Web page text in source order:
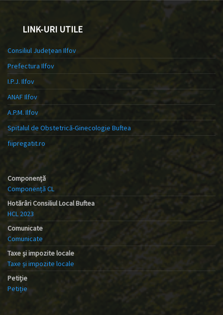
LINK-URI UTILE
Consiliul Județean Ilfov
Prefectura Ilfov
I.P.J. Ilfov
ANAF Ilfov
A.P.M. Ilfov
Spitalul de Obstetrică-Ginecologie Buftea
fiipregatit.ro
Componență
Componență CL
Hotărâri Consiliul Local Buftea
HCL 2023
Comunicate
Comunicate
Taxe și impozite locale
Taxe și impozite locale
Petiție
Petiție